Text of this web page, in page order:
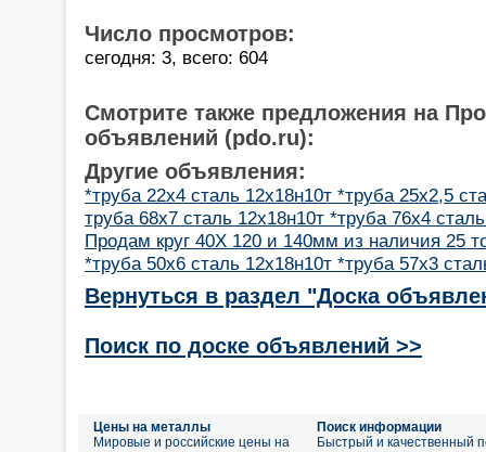
Число просмотров:
сегодня: 3, всего: 604
Смотрите также предложения на
объявлений (pdo.ru):
Другие объявления:
*труба 22х4 сталь 12х18н10т *труба 25х2,5
труба 68х7 сталь 12х18н10т *труба 76х4
Продам круг 40Х 120 и 140мм из наличия 25
*труба 50х6 сталь 12х18н10т *труба 57х3
Вернуться в раздел "Доска
Поиск по доске объявлений >>
Цены на металлы
Мировые и российские цены на
Поиск информации
Быстрый и качественный